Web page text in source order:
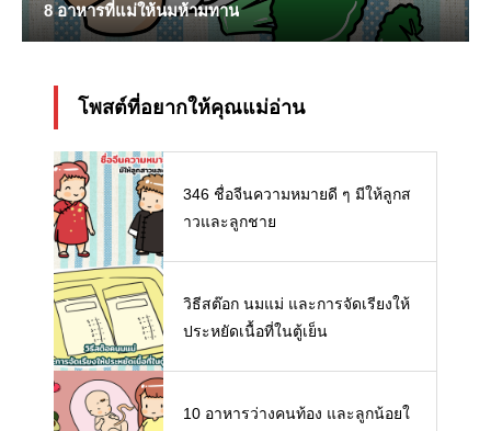
8 อาหารที่แม่ให้นมห้ามทาน
โพสต์ที่อยากให้คุณแม่อ่าน
346 ชื่อจีนความหมายดี ๆ มีให้ลูกส
าวและลูกชาย
วิธีสต๊อก นมแม่ และการจัดเรียงให้
ประหยัดเนื้อที่ในตู้เย็น
10 อาหารว่างคนท้อง และลูกน้อยใ